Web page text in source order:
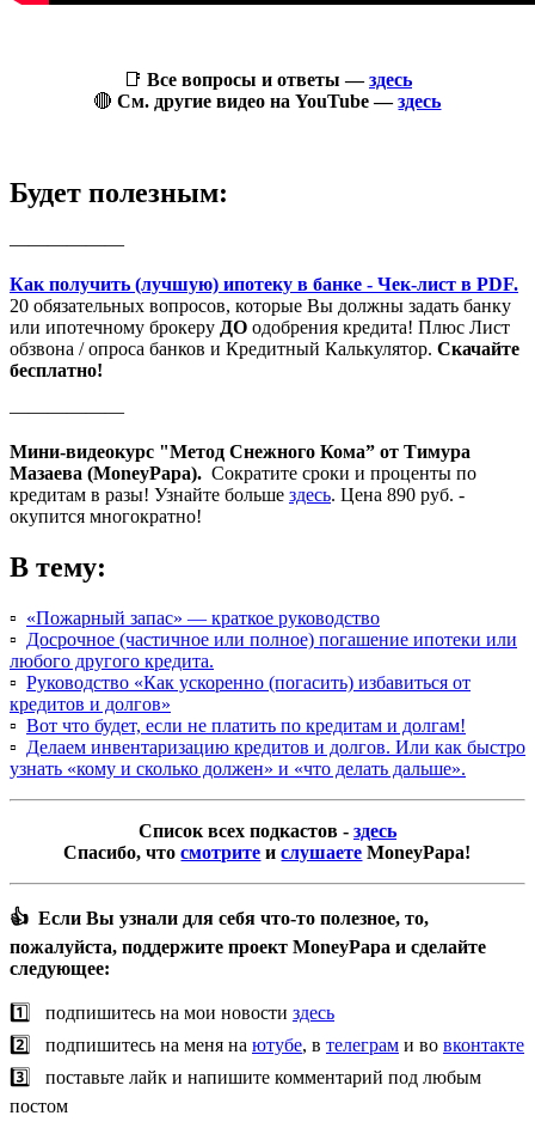
📑 Все вопросы и ответы —здесь
🔴См. другие видео на YouTube —здесь
Будет полезным:
——————
Как получить (лучшую) ипотеку в банке - Чек-лист в PDF.
20 обязательных вопросов, которые Вы должны задать банку
или ипотечному брокеру ДО одобрения кредита! Плюс Лист
обзвона / опроса банков и Кредитный Калькулятор. Скачайте
бесплатно!
——————
Мини-видеокурс "Метод Снежного Кома” от Тимура
Мазаева (MoneyPapa). Сократите сроки и проценты по
кредитам в разы! Узнайте больше здесь. Цена 890 руб. -
окупится многократно!
В тему:
▫️ «Пожарный запас» — краткое руководство
▫️ Досрочное (частичное или полное) погашение ипотеки или
любого другого кредита.
▫️ Руководство «Как ускоренно (погасить) избавиться от
кредитов и долгов»
▫️ Вот что будет, если не платить по кредитам и долгам!
▫️ Делаем инвентаризацию кредитов и долгов. Или как быстро
узнать «кому и сколько должен» и «что делать дальше».
Список всех подкастов - здесь
Спасибо, чтосмотрите ислушаете MoneyPapa!
👍 Если Вы узнали для себя что-то полезное, то,
пожалуйста, поддержите проект MoneyPapa и сделайте
следующее:
1️⃣ подпишитесь на мои новости здесь
2️⃣ подпишитесь на меня на ютубе, в телеграм и во вконтакте
3️⃣ поставьте лайк и напишите комментарий под любым
постом